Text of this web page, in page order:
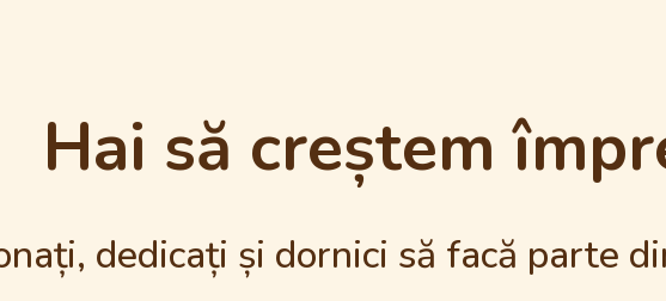
Hai să creștem
dedicați și dornici să facă parte